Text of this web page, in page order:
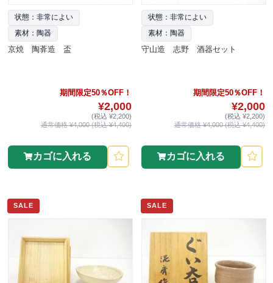
状態：非常によい
素材：陶器
京焼 陶葊造 盃
期間限定50％OFF！
¥2,000
(税込 ¥2,200)
通常価格 ¥4,000 (税込 ¥4,400)
カゴに入れる
状態：非常によい
素材：陶器
守山造 志野 酒器セット
期間限定50％OFF！
¥2,000
(税込 ¥2,200)
通常価格 ¥4,000 (税込 ¥4,400)
カゴに入れる
SALE SALE